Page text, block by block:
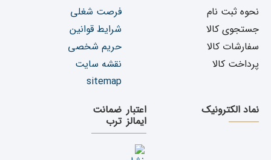
نحوه ثبت نام
جستجوی کالا
سفارشات کالا
پرداخت کالا
فرصت شغلی
شرایط قوانین
حریم شخصی
نقشه سایت
sitemap
نماد الکترونیک
اعتبار
ایمالز
ضمانت
ترب